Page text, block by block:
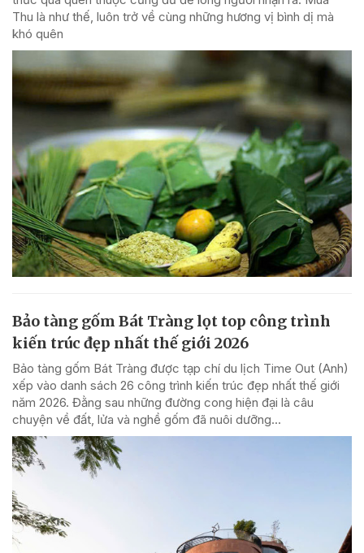
Thu là như thế, luôn trở về cùng những hương vị bình dị mà
khó quên
Bảo tàng gốm Bát Tràng lọt top công trình
kiến trúc đẹp nhất thế giới 2026
Bảo tàng gốm Bát Tràng được tạp chí du lịch Time Out (Anh)
xếp vào danh sách 26 công trình kiến trúc đẹp nhất thế giới
năm 2026. Đằng sau những đường cong hiện đại là câu
chuyện về đất, lửa và nghề gốm đã nuôi dưỡng...